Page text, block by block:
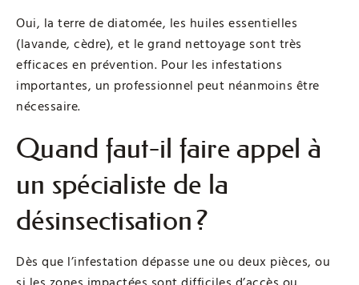
Oui, la terre de diatomée, les huiles essentielles
(lavande, cèdre), et le grand nettoyage sont très
efficaces en prévention. Pour les infestations
importantes, un professionnel peut néanmoins être
nécessaire.
Quand faut-il faire appel à
un spécialiste de la
désinsectisation ?
Dès que l’infestation dépasse une ou deux pièces, ou